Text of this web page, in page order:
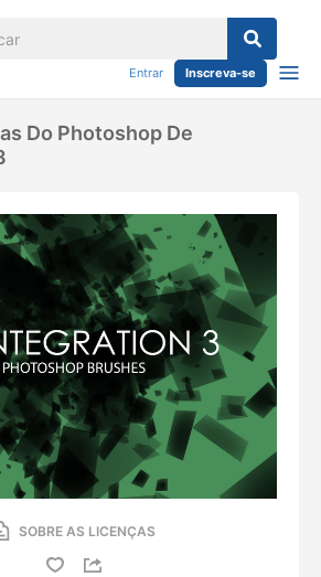
Entrar Inscreva-se
Do Photoshop De
SOBRE AS LICENÇAS